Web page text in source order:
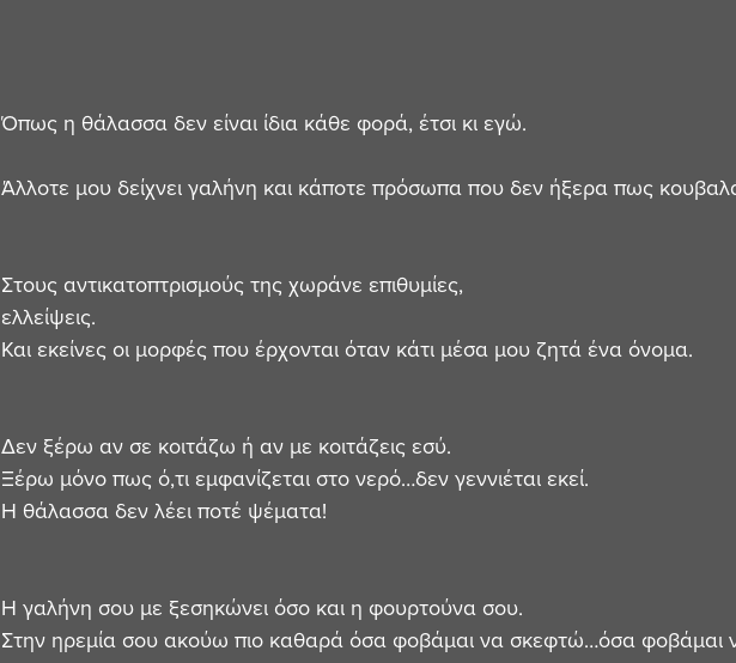
Όπως η θάλασσα δεν είναι ίδια κάθε φορά, έτσι κι εγώ.
Άλλοτε μου δείχνει γαλήνη και κάποτε πρόσωπα που δεν ήξερα πως
Στους αντικατοπτρισμούς της χωράνε επιθυμίες,
ελλείψεις.
Και εκείνες οι μορφές που έρχονται όταν κάτι μέσα μου ζητά ένα όνομα.
Δεν ξέρω αν σε κοιτάζω ή αν με κοιτάζεις εσύ.
Ξέρω μόνο πως ό,τι εμφανίζεται στο νερό…δεν γεννιέται εκεί.
Η θάλασσα δεν λέει ποτέ ψέματα!
Η γαλήνη σου με ξεσηκώνει όσο και η φουρτούνα σου.
Στην ηρεμία σου ακούω πιο καθαρά όσα φοβάμαι να σκεφτώ…όσα φοβάμαι